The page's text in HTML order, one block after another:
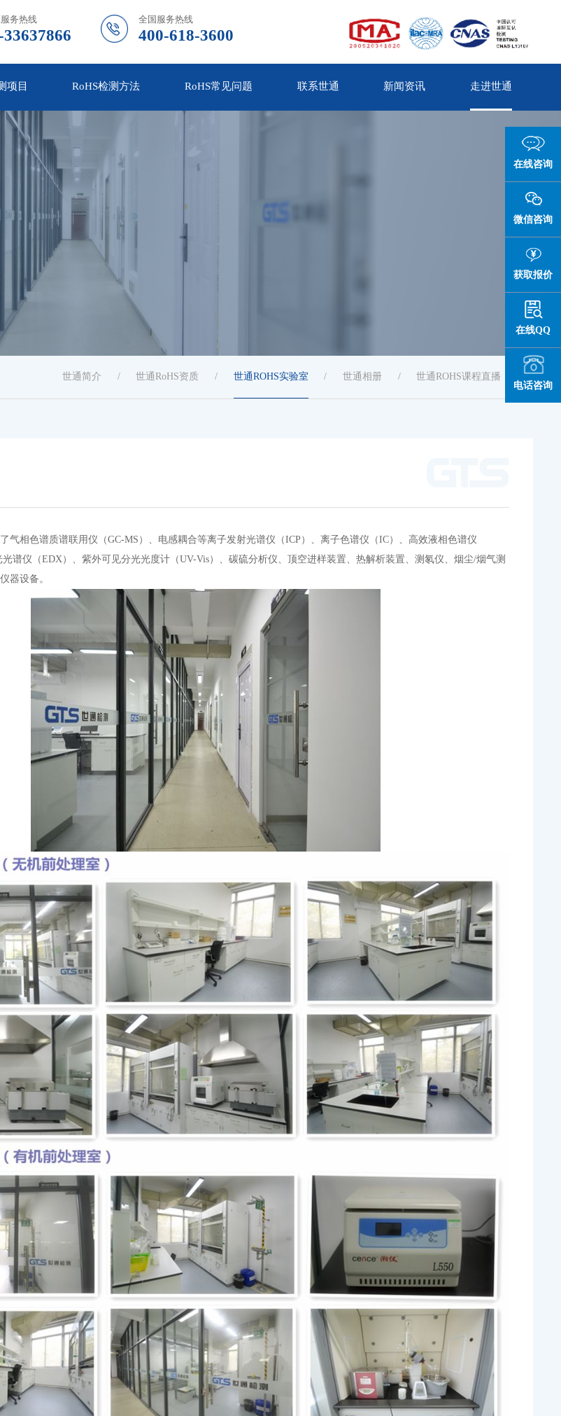
服务热线 全国服务热线
400-618-3600
项目 RoHS检测方法 RoHS常见问题 联系世通 新闻资讯 走进世通
世通简介 / 世通RoHS资质 / 世通ROHS实验室 / 世通相册 / 世通ROHS课程直播
气相色谱质谱联用仪（GC-MS）、电感耦合等离子发射光谱仪（ICP）、离子色谱仪（IC）、高效液相色谱仪
光谱仪（EDX）、紫外可见分光光度计（UV-Vis）、碳硫分析仪、顶空进样装置、热解析装置、测氡仪、烟尘/烟气测
器设备。
在线咨询
微信咨询
获取报价
在线QQ
电话咨询